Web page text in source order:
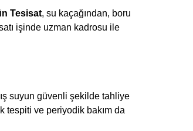
Tesisat, su kaçağından, boru
işinde uzman kadrosu ile
suyun güvenli şekilde tahliye
tespiti ve periyodik bakım da